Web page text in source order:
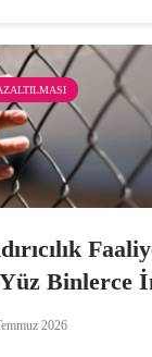
Binlerce
2026